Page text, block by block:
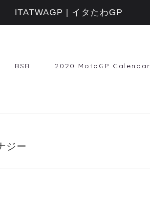
BSB 2020 MotoGP Calendar
ジー
ITATWAGP | イタたわGP